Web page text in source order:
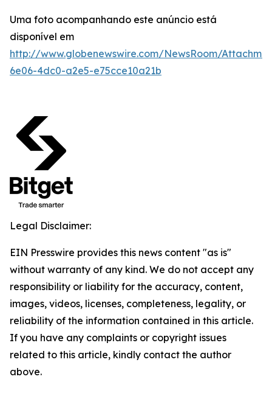
Uma foto acompanhando este anúncio está
disponível em
http://www.globenewswire.com/NewsRoom/
6e06-4dc0-a2e5-e75cce10a21b
Legal Disclaimer:
EIN Presswire provides this news content "as is"
without warranty of any kind. We do not accept any
responsibility or liability for the accuracy, content,
images, videos, licenses, completeness, legality, or
reliability of the information contained in this article.
If you have any complaints or copyright issues
related to this article, kindly contact the author
above.